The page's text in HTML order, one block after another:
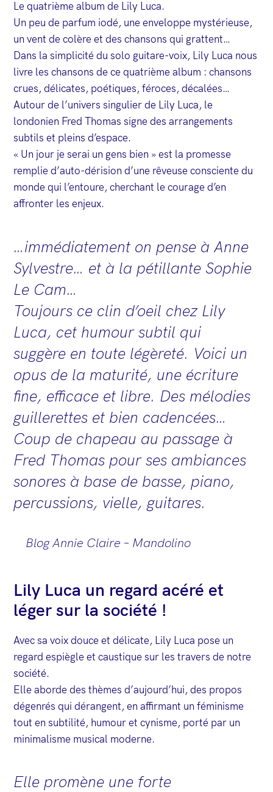
Le quatrième album de Lily Luca.
Un peu de parfum iodé, une enveloppe mystérieuse,
un vent de colère et des chansons qui grattent…
Dans la simplicité du solo guitare-voix, Lily Luca nous
livre les chansons de ce quatrième album : chansons
crues, délicates, poétiques, féroces, décalées…
Autour de l’univers singulier de Lily Luca, le
londonien Fred Thomas signe des arrangements
subtils et pleins d’espace.
« Un jour je serai un gens bien » est la promesse
remplie d’auto-dérision d’une rêveuse consciente du
monde qui l’entoure, cherchant le courage d’en
affronter les enjeux.
…immédiatement on pense à Anne
Sylvestre… et à la pétillante Sophie
Le Cam…
Toujours ce clin d’oeil chez Lily
Luca, cet humour subtil qui
suggère en toute légèreté. Voici un
opus de la maturité, une écriture
fine, efficace et libre. Des mélodies
guillerettes et bien cadencées…
Coup de chapeau au passage à
Fred Thomas pour ses ambiances
sonores à base de basse, piano,
percussions, vielle, guitares.
Blog Annie Claire – Mandolino
Lily Luca un regard acéré et
léger sur la société !
Avec sa voix douce et délicate, Lily Luca pose un
regard espiègle et caustique sur les travers de notre
société.
Elle aborde des thèmes d’aujourd’hui, des propos
dégenrés qui dérangent, en affirmant un féminisme
tout en subtilité, humour et cynisme, porté par un
minimalisme musical moderne.
Elle promène une forte